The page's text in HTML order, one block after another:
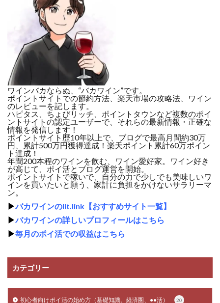
ワインバカならぬ、“バカワイン”です。
ポイントサイトでの節約方法、楽天市場の攻略法、ワイン
のレビューを記します。
ハピタス、ちょびリッチ、ポイントタウンなど複数のポイ
ントサイトの認定ユーザーで、それらの最新情報・正確な
情報を発信します！
ポイントサイト歴10年以上で、ブログで最高月間約30万
円、累計500万円獲得達成！楽天ポイント累計60万ポイン
ト達成！
年間200本程のワインを飲む、ワイン愛好家。ワイン好き
が高じて、ポイ活とブログ運営を開始。
ポイントサイトで稼いで、自分の力で少しでも美味しいワ
インを買いたいと願う、家計に負担をかけないサラリーマ
ン。
▶バカワインのlit.link【おすすめサイト一覧】
▶バカワインの詳しいプロフィールはこちら
▶毎月のポイ活での収益はこちら
カテゴリー
初心者向けポイ活の始め方（基礎知識、経済圏、●●活） 20